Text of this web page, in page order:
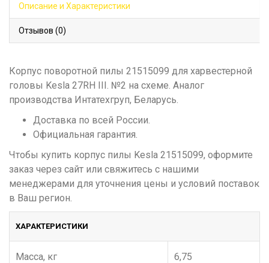
Описание и Характеристики
Отзывов (0)
Корпус поворотной пилы 21515099 для харвестерной
головы Kesla 27RH III. №2 на схеме. Аналог
производства Интатехгруп, Беларусь.
Доставка по всей России.
Официальная гарантия.
Чтобы купить корпус пилы Kesla 21515099, оформите
заказ через сайт или свяжитесь с нашими
менеджерами для уточнения цены и условий поставок
в Ваш регион.
ХАРАКТЕРИСТИКИ
Масса, кг 6,75